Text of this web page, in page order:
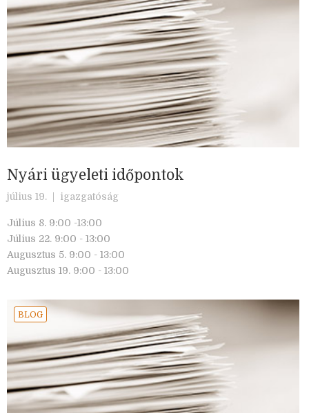
Nyári ügyeleti időpontok
július 19. | igazgatóság
Július 8. 9:00 -13:00
Július 22. 9:00 - 13:00
Augusztus 5. 9:00 - 13:00
Augusztus 19. 9:00 - 13:00
BLOG